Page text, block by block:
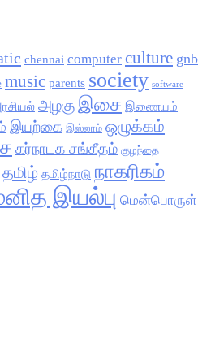
chennai computer culture gnb
music parents society software
அழகு இசை இணையம்
இயற்கை இஸ்லாம் ஒழுக்கம்
கர்நாடக சங்கீதம் குழந்தை
தமிழ் தமிழ்நாடு நாகரிகம்
இயல்பு மென்பொருள்